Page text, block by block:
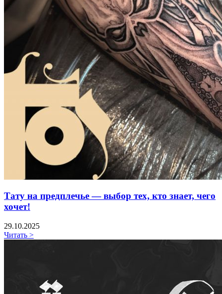
Тату на предплечье — выбор тех, кто знает, чего
хочет!
29.10.2025
Читать >